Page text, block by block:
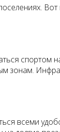
спортом
зонам.
всеми